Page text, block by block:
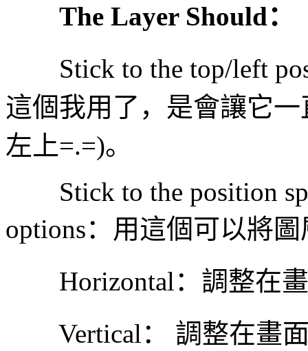
The Layer Should：
Stick to the top/left
這個我用了，是會讓它
左上=.=)。
Stick to the position
options：用這個可以將
Horizontal：調整在畫
Vertical： 調整在畫面